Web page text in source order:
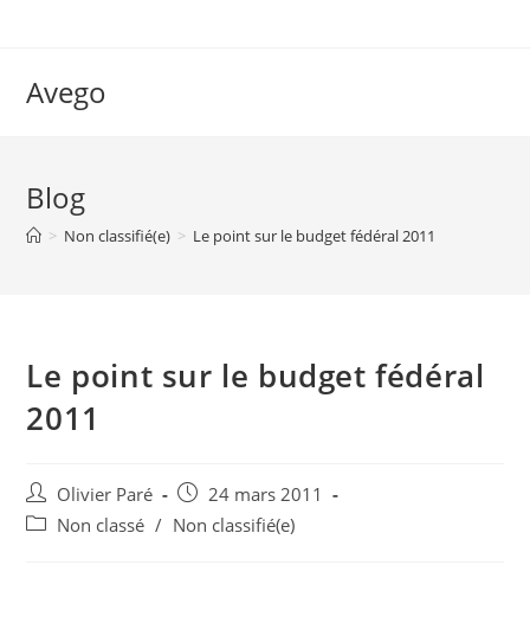
Avego
Blog
> Non classifié(e) > Le point sur le budget fédéral 2011
Le point sur le budget fédéral
2011
Auteur/autrice
de
Olivier Paré
Post
published:
24 mars 2011
PostNon classé / Non classifié(e)